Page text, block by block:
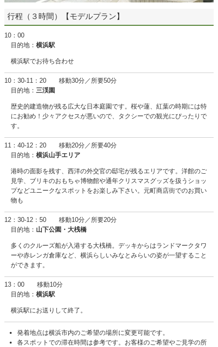
行程（３時間）【モデルプラン】
10：00
目的地： 横浜駅
横浜駅でお待ち合わせ
10：30-11：20 移動30分／所要50分
目的地： 三渓園
歴史的建造物が残る広大な日本庭園です。桜や蓮、紅葉の時期には特
にお勧め！少々アクセスが悪いので、タクシーでの観光にぴったりで
す。
11：40-12：20 移動20分／所要40分
目的地： 横浜山手エリア
港時の面影を残す、西洋の外交官の邸宅が残るエリアです。洋館のご
見学、ブリキのおもちゃ博物館や通年クリスマスグッズを扱うショッ
プなどユニークなスポットをお楽しみ下さい。元町商店街でのお買い
物も
12：30-12：50 移動10分／所要20分
目的地： 山下公園・大桟橋
多くのクルーズ船が入港する大桟橋。デッキからはランドマークタワ
ーや赤レンガ倉庫など、横浜らしいみなとみらいの姿が一望すること
ができます。
13：00 移動10分
目的地： 横浜駅
横浜駅にお送りして終了。
発着地点は横浜市内のご希望の場所に変更可能です。
各スポットでの滞在時間は参考です。お客様のご希望やご見学の所